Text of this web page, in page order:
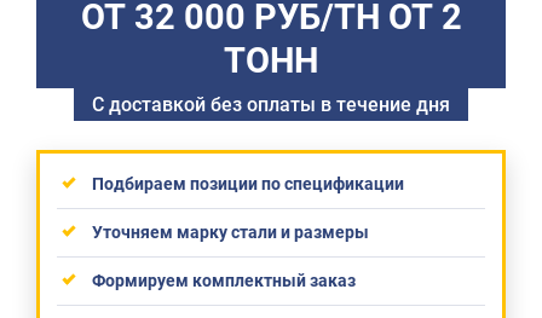
ОТ 32 000 РУБ/ТН ОТ 2
ТОНН
С доставкой без оплаты в течение дня
Подбираем позиции по спецификации
Уточняем марку стали и размеры
Формируем комплектный заказ